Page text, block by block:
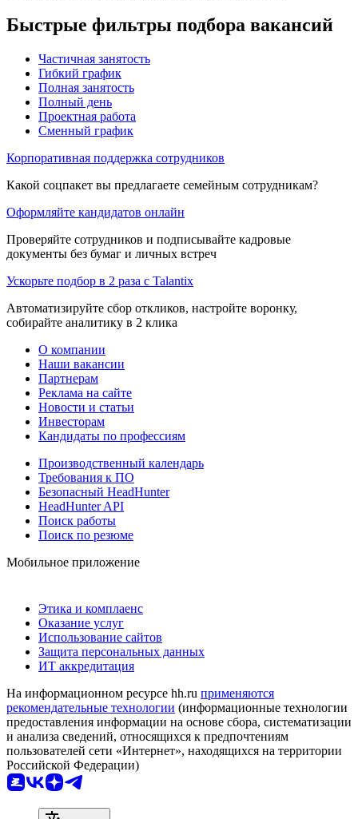
Быстрые фильтры подбора вакансий
Частичная занятость
Гибкий график
Полная занятость
Полный день
Проектная работа
Сменный график
Корпоративная поддержка сотрудников
Какой соцпакет вы предлагаете семейным сотрудникам?
Оформляйте кандидатов онлайн
Проверяйте сотрудников и подписывайте кадровые
документы без бумаг и личных встреч
Ускорьте подбор в 2 раза с Talantix
Автоматизируйте сбор откликов, настройте воронку,
собирайте аналитику в 2 клика
О компании
Наши вакансии
Партнерам
Реклама на сайте
Новости и статьи
Инвесторам
Кандидаты по профессиям
Производственный календарь
Требования к ПО
Безопасный HeadHunter
HeadHunter API
Поиск работы
Поиск по резюме
Мобильное приложение
Этика и комплаенс
Оказание услуг
Использование сайтов
Защита персональных данных
ИТ аккредитация
На информационном ресурсе hh.ru применяются
рекомендательные технологии (информационные технологии
предоставления информации на основе сбора, систематизации
и анализа сведений, относящихся к предпочтениям
пользователей сети «Интернет», находящихся на территории
Российской Федерации)